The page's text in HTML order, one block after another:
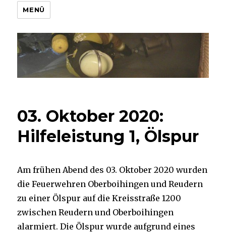
MENÜ
03. Oktober 2020:
Hilfeleistung 1, Ölspur
Am frühen Abend des 03. Oktober 2020 wurden
die Feuerwehren Oberboihingen und Reudern
zu einer Ölspur auf die Kreisstraße 1200
zwischen Reudern und Oberboihingen
alarmiert. Die Ölspur wurde aufgrund eines